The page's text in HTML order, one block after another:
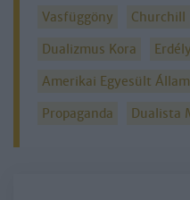
Vasfüggöny
Churchill
Dualizmus Kora
Erdély
Amerikai Egyesült
Propaganda
Dualista